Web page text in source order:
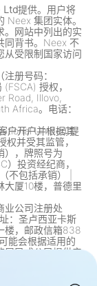
Ltd提供。用户将
Neex 集团实体。
。网站中列出的实
同背书。Neex 不
从受限制国家访问
册号码：
授权，
Road, Illovo,
Africa。电话：
户开户并根据其
Limited 提
并受其监管，
），牌照号为
）投资经纪商，
不包括承销）
大厦10楼，普德里
业公司注册处
：圣卢西亚卡斯
楼，邮政信箱838
能会根据适用的
居民或公民提供产